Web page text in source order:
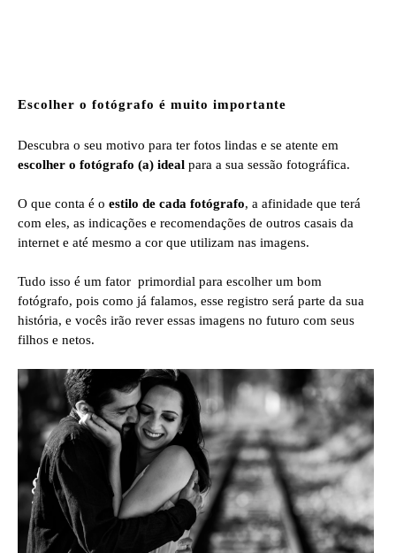
Escolher o fotógrafo é muito importante
Descubra o seu motivo para ter fotos lindas e se atente em
escolher o fotógrafo (a) ideal para a sua sessão fotográfica.
O que conta é o estilo de cada fotógrafo, a afinidade que terá
com eles, as indicações e recomendações de outros casais da
internet e até mesmo a cor que utilizam nas imagens.
Tudo isso é um fator primordial para escolher um bom
fotógrafo, pois como já falamos, esse registro será parte da sua
história, e vocês irão rever essas imagens no futuro com seus
filhos e netos.